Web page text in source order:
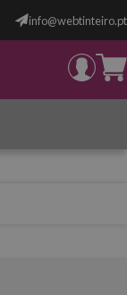
info@webtinteiro.pt